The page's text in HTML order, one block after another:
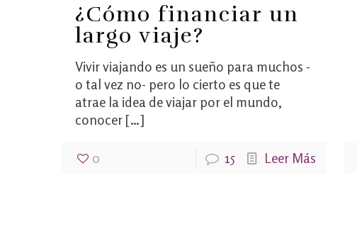
¿Cómo financiar un
largo viaje?
Vivir viajando es un sueño para muchos -
o tal vez no- pero lo cierto es que te
atrae la idea de viajar por el mundo,
conocer […]
0 15 Leer Más